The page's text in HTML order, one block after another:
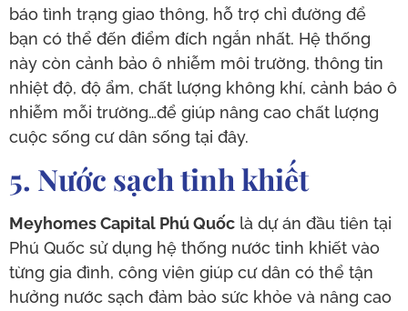
báo tình trạng giao thông, hỗ trợ chỉ đường để
bạn có thể đến điểm đích ngắn nhất. Hệ thống
này còn cảnh bảo ô nhiễm môi trường, thông tin
nhiệt độ, độ ẩm, chất lượng không khí, cảnh báo ô
nhiễm mỗi trường…để giúp nâng cao chất lượng
cuộc sống cư dân sống tại đây.
5. Nước sạch tinh khiết
Meyhomes Capital Phú Quốc là dự án đầu tiên tại
Phú Quốc sử dụng hệ thống nước tinh khiết vào
từng gia đình, công viên giúp cư dân có thể tận
hưởng nước sạch đảm bảo sức khỏe và nâng cao